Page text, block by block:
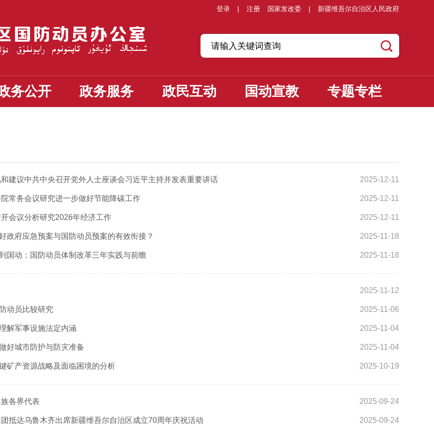
登录 | 注册 国家发改委 | 新疆维吾尔自治区人民政府
务公开 政务服务 政民互动 国动宣教 专题专栏
建议中共中央召开党外人士座谈会习近平主持并发表重要讲话 2025-12-11
常务会议研究进一步做好节能降碳工作 2025-12-11
会议分析研究2026年经济工作 2025-12-11
政府应急预案与国防动员预案的有效衔接？ 2025-11-18
国动：国防动员体制改革三年实践与前瞻 2025-11-18
2025-11-12
动员比较研究 2025-11-06
解军事设施法定内涵 2025-11-04
好城市防护与防灾准备 2025-11-04
矿产资源战略及面临困境的分析 2025-10-19
各界代表 2025-09-24
抵达乌鲁木齐出席新疆维吾尔自治区成立70周年庆祝活动 2025-09-24